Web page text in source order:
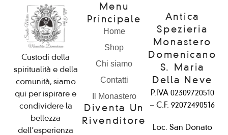
Custodi della
spiritualità e della
comunità, siamo
qui per ispirare e
condividere la
bellezza
dell’esperienza
Menu
Principale
Home
Shop
Chi siamo
Contatti
Il Monastero
Diventa Un
Rivenditore
Antica
Spezieria
Monastero
Domenicano
S. Maria
Della Neve
P.IVA 02309720510
– C.F. 92072490516
Loc. San Donato